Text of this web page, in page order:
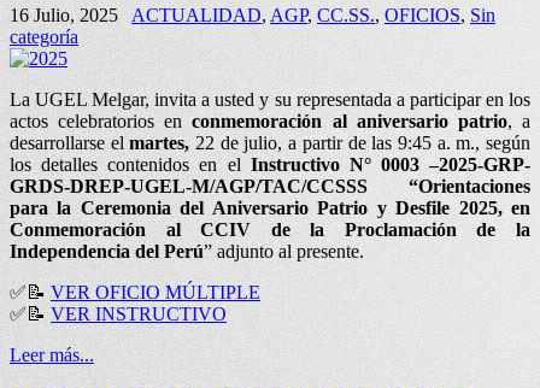
16 Julio, 2025 ACTUALIDAD, AGP,CC.SS., OFICIOS, Sin
categoría
La UGEL Melgar, invita a usted y su representada a participar en los
actos celebratorios enconmemoración al aniversario patrio, a
desarrollarse elmartes,22 de julio, a partir de las 9:45 a. m., según
los detalles contenidos en el Instructivo N° 0003 –2025-GRP-
GRDS-DREP-UGEL-M/AGP/TAC/CCSSS “Orientaciones
para la Ceremonia del Aniversario Patrio y Desfile 2025, en
Conmemoración al CCIV de la Proclamación de la
Independencia del Perú” adjunto al presente.
✅ 📝 VER OFICIO MÚLTIPLE
✅ 📝VER INSTRUCTIVO
Leer más...